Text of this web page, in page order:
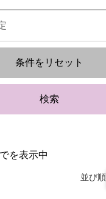
条件をリセット
検索
を表示中
並び順